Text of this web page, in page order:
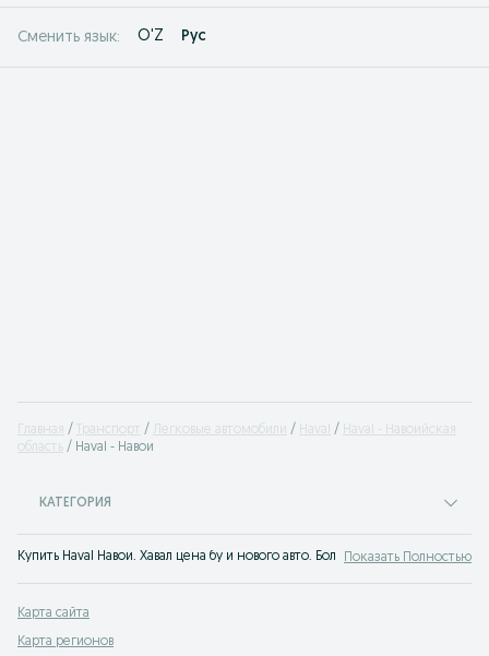
Сменить язык: O'Z Рус
Главная Транспорт Легковые автомобили Haval
Haval - Навоийская
область
Haval - Навои
КАТЕГОРИЯ
Купить Haval Навои. Хавал цена бу и нового авто. Большой выбор
Показать Полностью
Карта сайта
Карта регионов